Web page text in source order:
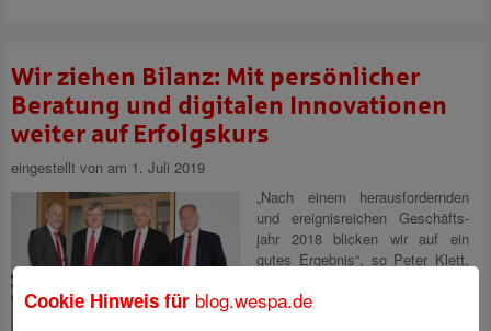
Wir ziehen Bilanz: Mit persönlicher
Beratung und digitalen Innovationen
weiter auf Erfolgskurs
eingestellt von am 1. Juli 2019
„Nach einem herausfordernden
und ereignisreichen Geschäfts­
jahr 2018 blicken wir auf ein
gutes Ergebnis“, so Peter Klett,
Weser-Elbe Sparkasse. Mit
Cookie Hinweis für blog.wespa.de